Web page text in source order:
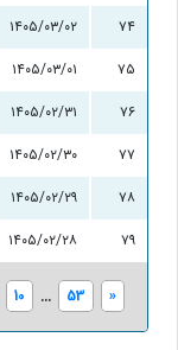
۷۴
۱۴۰۵/۰۳/۰۲
۷۵
۱۴۰۵/۰۳/۰۱
۷۶
۱۴۰۵/۰۲/۳۱
۷۷
۱۴۰۵/۰۲/۳۰
۷۸
۱۴۰۵/۰۲/۲۹
۷۹
۱۴۰۵/۰۲/۲۸
10 ... 53 »